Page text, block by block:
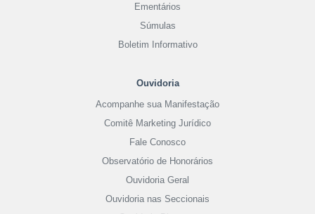
Ementários
Súmulas
Boletim Informativo
Ouvidoria
Acompanhe sua Manifestação
Comitê Marketing Jurídico
Fale Conosco
Observatório de Honorários
Ouvidoria Geral
Ouvidoria nas Seccionais